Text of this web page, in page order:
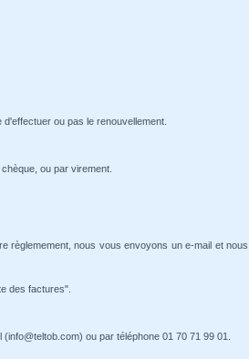
ou pas le renouvellement.
ou par virement.
règlemement, nous vous envoyons un e-mail et nous
des factures".
ou par téléphone 01 70 71 99 01.